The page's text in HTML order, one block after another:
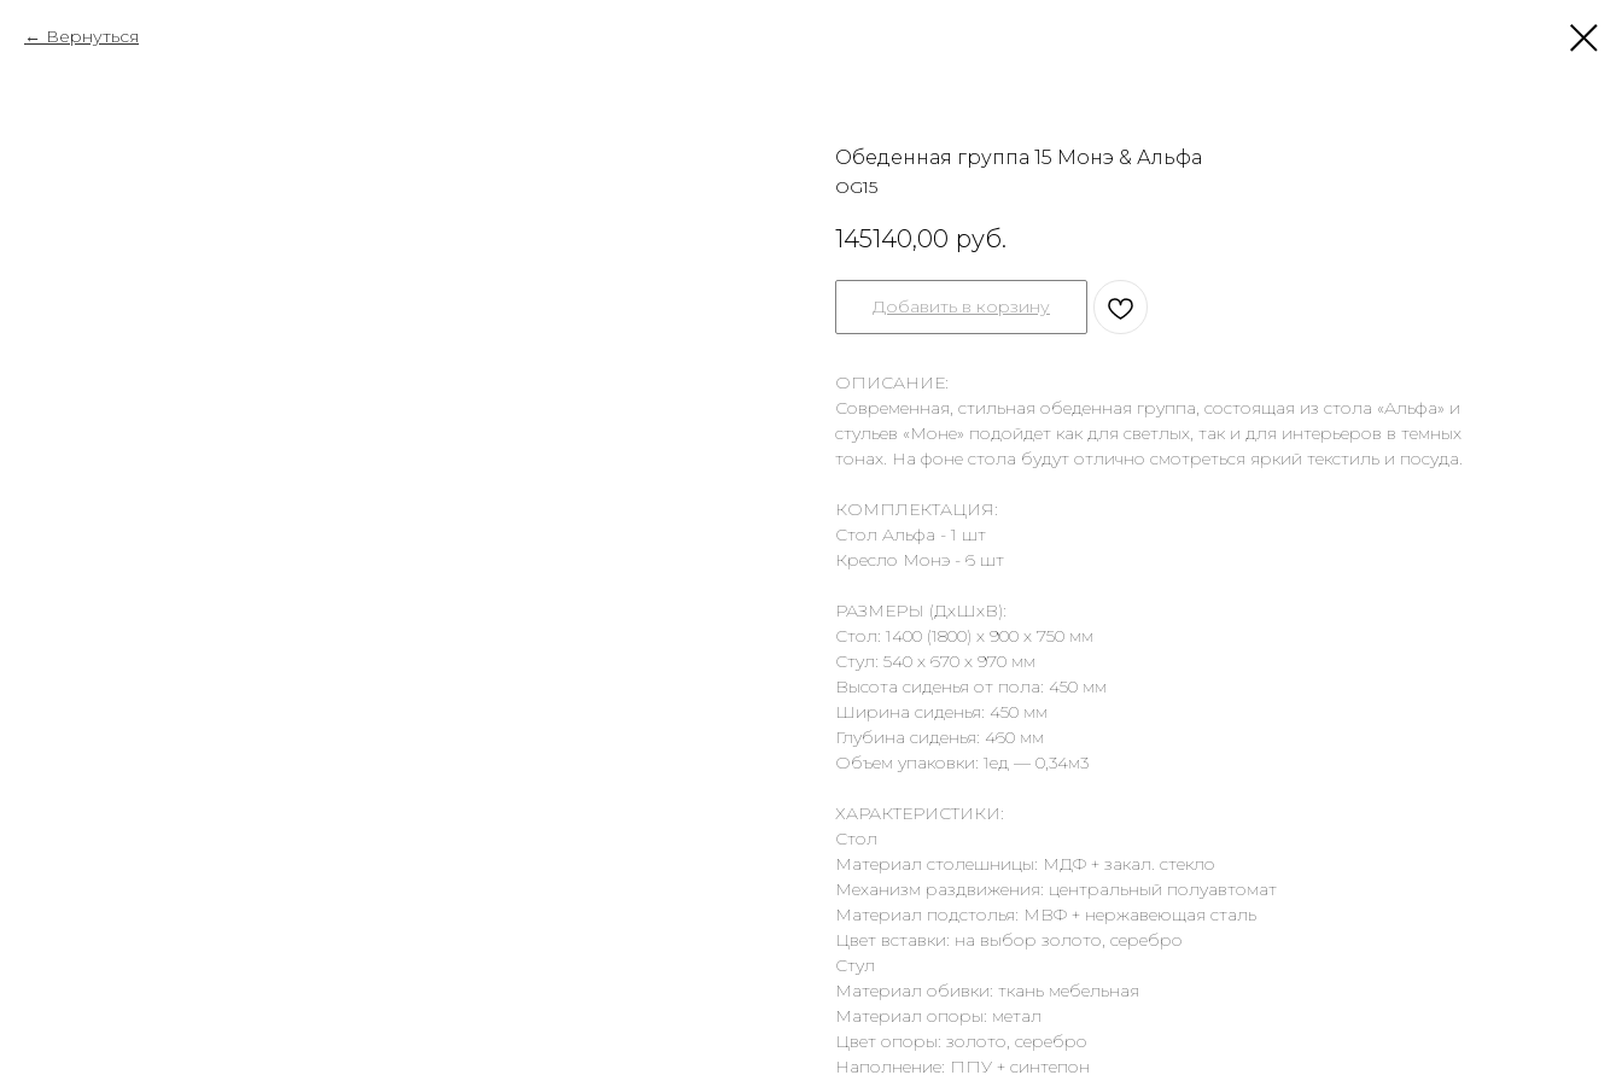
Вернуться
Обеденная группа 15 Монэ & Альфа
OG15
145140,00 руб.
Добавить в корзину
ОПИСАНИЕ:
Современная, стильная обеденная группа, состоящая из стола «Альфа» и
стульев «Моне» подойдет как для светлых, так и для интерьеров в темных
тонах. На фоне стола будут отлично смотреться яркий текстиль и посуда.
КОМПЛЕКТАЦИЯ:
Стол Альфа - 1 шт
Кресло Монэ - 6 шт
РАЗМЕРЫ (ДхШхВ):
Стол: 1400 (1800) х 900 х 750 мм
Стул: 540 х 670 х 970 мм
Высота сиденья от пола: 450 мм
Ширина сиденья: 450 мм
Глубина сиденья: 460 мм
Объем упаковки: 1ед — 0,34м3
ХАРАКТЕРИСТИКИ:
Стол
Материал столешницы: МДФ + закал. стекло
Механизм раздвижения: центральный полуавтомат
Материал подстолья: МВФ + нержавеющая сталь
Цвет вставки: на выбор золото, серебро
Стул
Материал обивки: ткань мебельная
Материал опоры: метал
Цвет опоры: золото, серебро
Наполнение: ППУ + синтепон